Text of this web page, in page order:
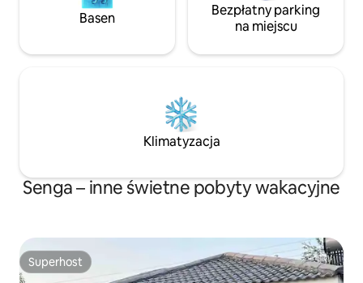
Basen
Bezpłatny parking
na miejscu
Klimatyzacja
Senga – inne świetne pobyty wakacyjne
Superhost
Superhost